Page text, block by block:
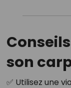
son
✅ Utilisez une